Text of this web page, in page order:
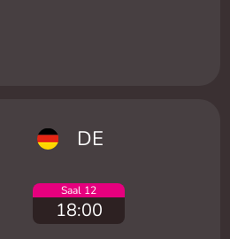
DE
Saal 12
18:00